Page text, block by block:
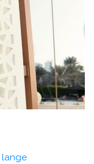
lange